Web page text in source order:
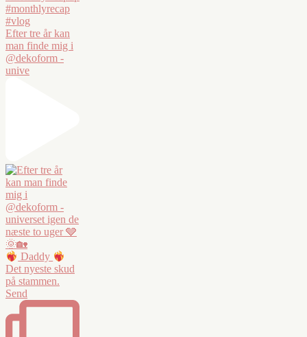
Efter tre år kan
man finde mig i
@dekoform -
unive
Daddy
Det nyeste skud
på stammen.
Send